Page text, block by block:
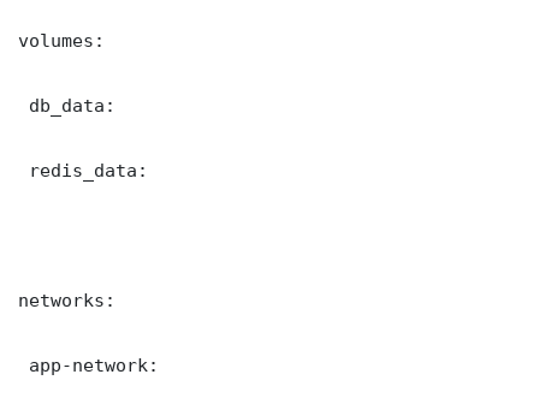
volumes:
db_data:
redis_data:
networks:
app-network: